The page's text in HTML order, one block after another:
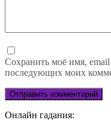
Сохранить моё имя, email
последующих моих
Онлайн гадания: